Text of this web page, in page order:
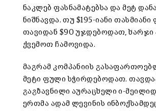
ნაკლებ ფასნამატებსა და მეტ
ნიშნავდა. თუ $195-იანი თასმიანი
თავიდან $90 უჯდებოდათ, ხარჯი
ქვემოთ ჩამოვიდა.
მაგრამ კომპანიის
მეტი ფული სჭირდებოდათ.
გაგზავნილი აურაცხელი ი-
ერთმა ადამ ლევინის